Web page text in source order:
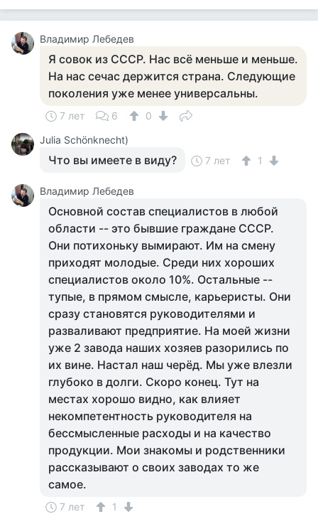
Владимир Лебедев
Я совок из СССР. Нас всё меньше и меньше.
На нас сечас держится страна. Следующие
поколения уже менее универсальны.
7 лет 6
0
Julia Schönknecht)
Что вы имеете в виду? 7 лет 1
Владимир Лебедев
Основной состав специалистов в любой
области -- это бывшие граждане СССР.
Они потихоньку вымирают. Им на смену
приходят молодые. Среди них хороших
специалистов около 10%. Остальные --
тупые, в прямом смысле, карьеристы. Они
сразу становятся руководителями и
разваливают предприятие. На моей жизни
уже 2 завода наших хозяев разорились по
их вине. Настал наш черёд. Мы уже влезли
глубоко в долги. Скоро конец. Тут на
местах хорошо видно, как влияет
некомпетентность руководителя на
бессмысленные расходы и на качество
продукции. Мои знакомы и родственники
рассказывают о своих заводах то же
самое.
7 лет 1